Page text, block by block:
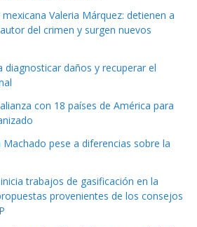
Valeria Márquez: detienen a
del crimen y surgen nuevos
daños y recuperar el
con 18 países de América para
pese a diferencias sobre la
trabajos de gasificación en la
provenientes de los consejos